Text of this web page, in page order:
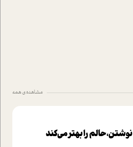
مشاهده ی همه
نوشتن، حالم را بهتر می‌کند